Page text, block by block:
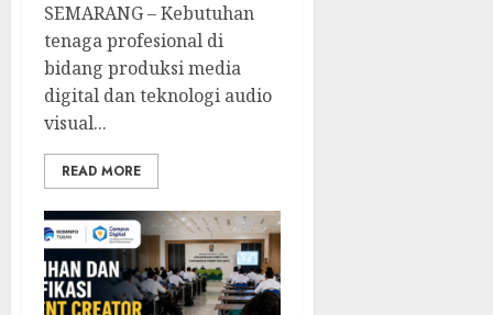
SEMARANG – Kebutuhan
tenaga profesional di
bidang produksi media
digital dan teknologi audio
visual...
READ MORE